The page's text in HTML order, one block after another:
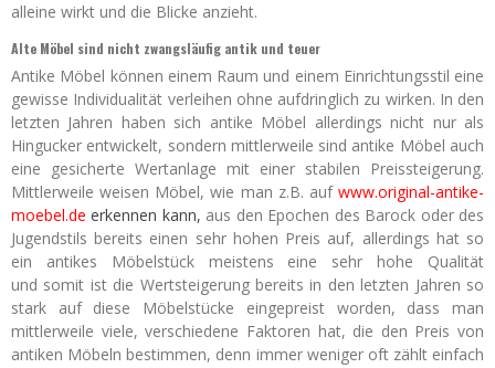
alleine wirkt und die Blicke anzieht.
Alte Möbel sind nicht zwangsläufig antik und teuer
Antike Möbel können einem Raum und einem Einrichtungsstil eine
gewisse Individualität verleihen ohne aufdringlich zu wirken. In den
letzten Jahren haben sich antike Möbel allerdings nicht nur als
Hingucker entwickelt, sondern mittlerweile sind antike Möbel auch
eine gesicherte Wertanlage mit einer stabilen Preissteigerung.
Mittlerweile weisen Möbel, wie man z.B. auf www.original-antike-
moebel.de erkennen kann, aus den Epochen des Barock oder des
Jugendstils bereits einen sehr hohen Preis auf, allerdings hat so
ein antikes Möbelstück meistens eine sehr hohe Qualität
und somit ist die Wertsteigerung bereits in den letzten Jahren so
stark auf diese Möbelstücke eingepreist worden, dass man
mittlerweile viele, verschiedene Faktoren hat, die den Preis von
antiken Möbeln bestimmen, denn immer weniger oft zählt einfach